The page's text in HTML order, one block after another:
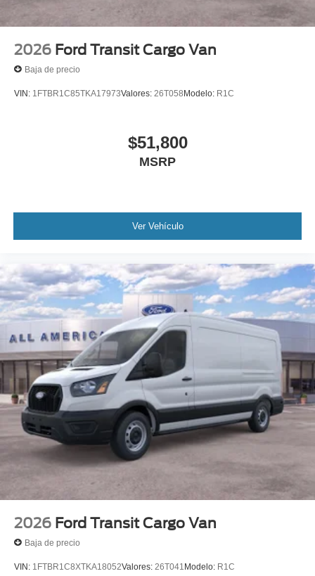
2026 Ford Transit Cargo Van
Baja de precio
VIN: 1FTBR1C85TKA17973Valores: 26T058 Modelo: R1C
$51,800
MSRP
Ver Vehículo
2026 Ford Transit Cargo Van
Baja de precio
VIN: 1FTBR1C8XTKA18052Valores: 26T041 Modelo: R1C